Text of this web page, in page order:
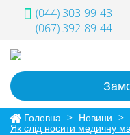
(044) 303-99-43
(067) 392-89-44
Головна > Новини >
Як слід носити медичну